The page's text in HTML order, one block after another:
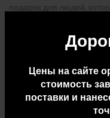
Цены на сайте
стоимость
поставки и
подарок для людей,
ДОПОЛНИТЕЛЬНАЯ
ДОСТАВКА И ОПЛАТА